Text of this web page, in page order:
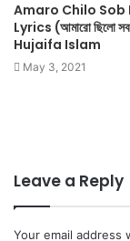
Amaro Chilo Sob
Lyrics (আমারো ছিলো
Hujaifa Islam
May 3, 2021
Leave a Reply
Your email address